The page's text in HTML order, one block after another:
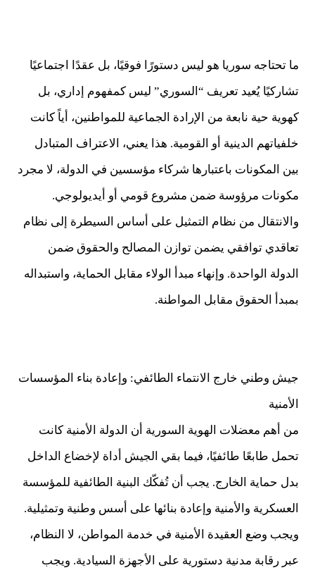
ما تحتاجه سوريا هو ليس دستورًا فوقيًا، بل عقدًا اجتماعيًا
تشاركيًا يُعيد تعريف “السوري” ليس كمفهوم إداري، بل
كهوية حية نابعة من الإرادة الجماعية للمواطنين، أياً كانت
خلفياتهم الدينية أو القومية. هذا يعني، الاعتراف المتبادل
بين المكونات باعتبارها شركاء مؤسسين في الدولة، لا مجرد
مكونات مرؤوسة ضمن مشروع قومي أو أيديولوجي.
والانتقال من نظام التمثيل على أساس السيطرة إلى نظام
تعاقدي توافقي يضمن توازن المصالح والحقوق ضمن
الدولة الواحدة. وإنهاء مبدأ الولاء مقابل الحماية، واستبداله
بمبدأ الحقوق مقابل المواطنة.
جيش وطني خارج الانتماء الطائفي: وإعادة بناء المؤسسات
الأمنية
من أهم معضلات الهوية السورية أن الدولة الأمنية كانت
تحمل طابعًا طائفيًا، فيما بقي الجيش أداة لإخضاع الداخل
بدل حماية الخارج. يجب أن تُفكّك البنية الطائفية للمؤسسة
العسكرية والأمنية وإعادة بنائها على أسس وطنية وتمثيلية.
ويجب وضع العقيدة الأمنية في خدمة المواطن، لا النظام،
عبر رقابة مدنية دستورية على الأجهزة السيادية. ويجب